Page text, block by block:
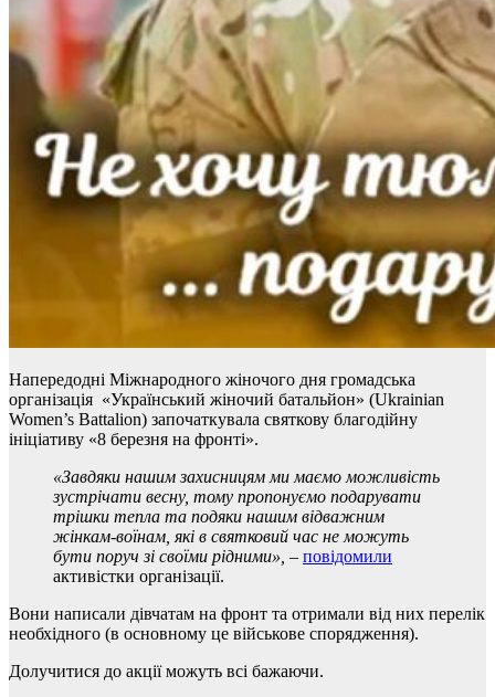
Напередодні Міжнародного жіночого дня громадська
організація «Український жіночий батальйон» (Ukrainian
Women’s Battalion) започаткувала святкову благодійну
ініціативу «8 березня на фронті».
«Завдяки нашим захисницям ми маємо можливість
зустрічати весну, тому пропонуємо подарувати
трішки тепла та подяки нашим відважним
жінкам-воїнам, які в святковий час не можуть
бути поруч зі своїми рідними», – повідомили
активістки організації.
Вони написали дівчатам на фронт та отримали від них перелік
необхідного (в основному це військове спорядження).
Долучитися до акції можуть всі бажаючи.